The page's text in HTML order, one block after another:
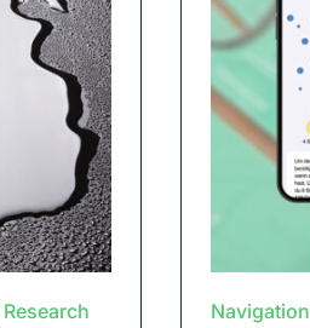
Research Navigation